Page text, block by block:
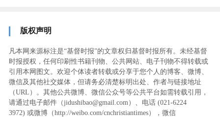
版权声明
凡本网来源标注是“基督时报”的文章权归基督时报所有。未经基督
时报授权，任何印刷性书籍刊物、公共网站、电子刊物不得转载或
引用本网图文。欢迎个体读者转载或分享于您个人的博客、微博、
微信及其他社交媒体，但请务必清楚标明出处、作者与链接地址
（URL）。其他公共微博、微信公众号等公共平台如需转载引用，
请通过电子邮件（jidushibao@gmail.com）、电话 (021-6224
3972) ‬或微博（http://weibo.com/cnchristiantimes），微信